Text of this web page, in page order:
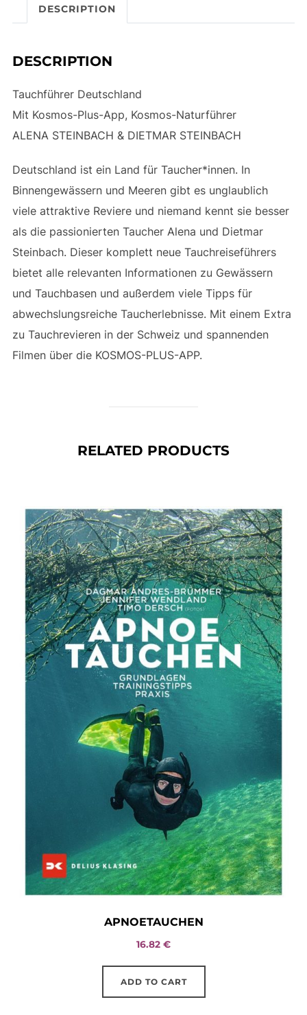
DESCRIPTION
DESCRIPTION
Tauchführer Deutschland
Mit Kosmos-Plus-App, Kosmos-Naturführer
ALENA STEINBACH & DIETMAR STEINBACH
Deutschland ist ein Land für Taucher*innen. In
Binnengewässern und Meeren gibt es unglaublich
viele attraktive Reviere und niemand kennt sie besser
als die passionierten Taucher Alena und Dietmar
Steinbach. Dieser komplett neue Tauchreiseführers
bietet alle relevanten Informationen zu Gewässern
und Tauchbasen und außerdem viele Tipps für
abwechslungsreiche Taucherlebnisse. Mit einem Extra
zu Tauchrevieren in der Schweiz und spannenden
Filmen über die KOSMOS-PLUS-APP.
RELATED PRODUCTS
APNOETAUCHEN
16.82 €
ADD TO CART